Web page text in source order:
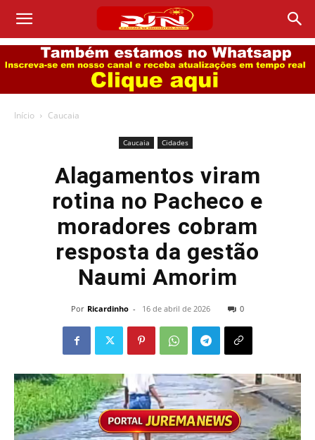
Início Caucaia
Caucaia Cidades
Alagamentos viram
rotina no Pacheco e
moradores cobram
resposta da gestão
Naumi Amorim
Por Ricardinho - 16 de abril de 2026 0